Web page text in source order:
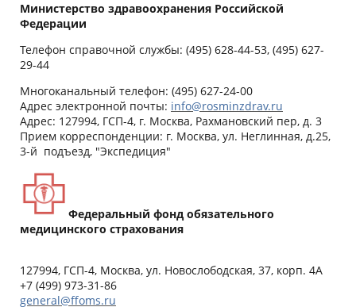
Министерство здравоохранения Росcийской
Федерации
Телефон справочной службы: (495) 628-44-53, (495) 627-
29-44
Многоканальный телефон: (495) 627-24-00
Адрес электронной почты: info@rosminzdrav.ru
Адрес: 127994, ГСП-4, г. Москва, Рахмановский пер, д. 3
Прием корреспонденции: г. Москва, ул. Неглинная, д.25,
3-й подъезд, "Экспедиция"
Федеральный фонд обязательного
медицинского страхования
127994, ГСП-4, Москва, ул. Новослободская, 37, корп. 4А
+7 (499) 973-31-86
general@ffoms.ru